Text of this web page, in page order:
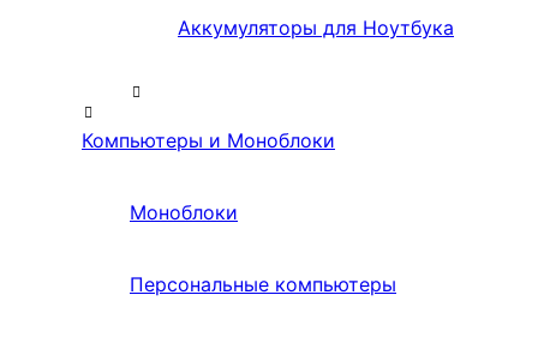
Аккумуляторы для Ноутбука
Компьютеры и Моноблоки
Моноблоки
Персональные компьютеры